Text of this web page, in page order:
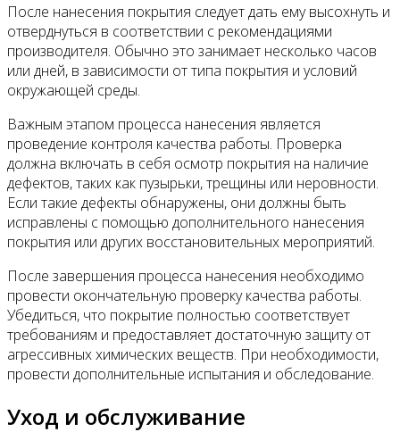
После нанесения покрытия следует дать ему высохнуть и
отверднуться в соответствии с рекомендациями
производителя. Обычно это занимает несколько часов
или дней, в зависимости от типа покрытия и условий
окружающей среды.
Важным этапом процесса нанесения является
проведение контроля качества работы. Проверка
должна включать в себя осмотр покрытия на наличие
дефектов, таких как пузырьки, трещины или неровности.
Если такие дефекты обнаружены, они должны быть
исправлены с помощью дополнительного нанесения
покрытия или других восстановительных мероприятий.
После завершения процесса нанесения необходимо
провести окончательную проверку качества работы.
Убедиться, что покрытие полностью соответствует
требованиям и предоставляет достаточную защиту от
агрессивных химических веществ. При необходимости,
провести дополнительные испытания и обследование.
Уход и обслуживание